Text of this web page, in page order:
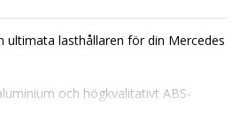
ultimata lasthållaren för din Mercedes
och högkvalitativt ABS-